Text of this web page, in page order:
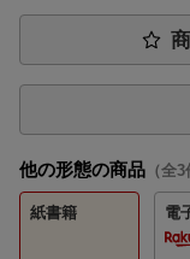
他の形態の商品 （全3
紙書籍 電